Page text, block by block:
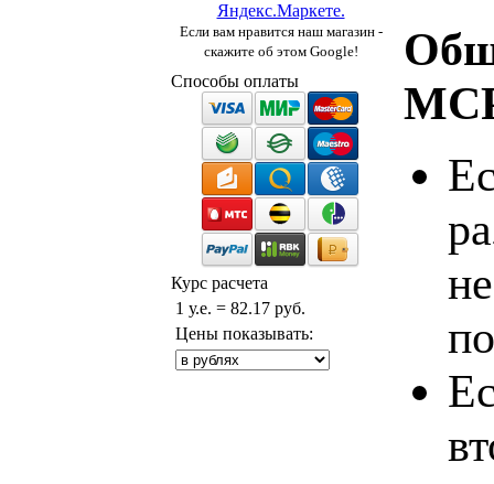
Если вам нравится наш магазин -
скажите об этом Google!
Способы оплаты
Курс расчета
1 у.е. = 82.17 руб.
Цены показывать: